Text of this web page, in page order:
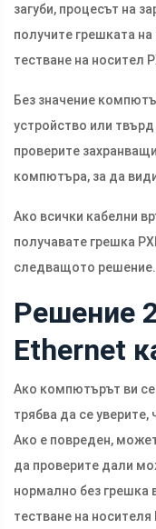
загуби, процесът на
получите грешката
тестване на носител
Без значение
устройство или
проверите
компютъра, за да
Ако всички кабелни
получавате грешка
следващото решение.
Решение
Ethernet
Ако компютърът ви
трябва да се
Ако е повреден,
да проверите дали
нормално без грешка
тестване на носителя